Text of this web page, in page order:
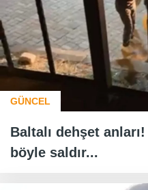
GÜNCEL
Baltalı dehşet
böyle saldır...